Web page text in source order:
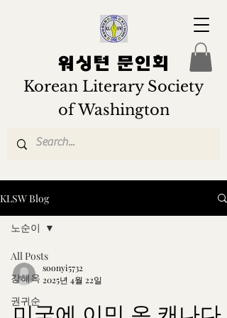
워싱턴 문인회
Korean Literary Society
of Washington
KLSW Blog
All Posts
강혜옥
권귀순
노순이
soonyi5732
2025년 4월 22일